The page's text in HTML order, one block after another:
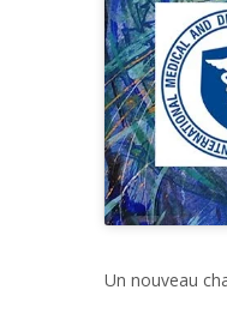
Un nouveau